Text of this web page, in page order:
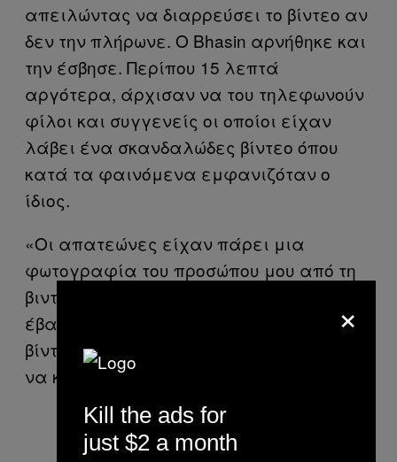
απειλώντας να διαρρεύσει το βίντεο αν
δεν την πλήρωνε. Ο Bhasin αρνήθηκε και
την έσβησε. Περίπου 15 λεπτά
αργότερα, άρχισαν να του τηλεφωνούν
φίλοι και συγγενείς οι οποίοι είχαν
λάβει ένα σκανδαλώδες βίντεο όπου
κατά τα φαινόμενα εμφανιζόταν ο
ίδιος.
«Οι απατεώνες είχαν πάρει μια
φωτογραφία του προσώπου μου από τη
βιντεοκλήση που είχα κάνει και την
έβαλαν στο σώμα κάποιου άλλου. Στο
βίντεο που μοιράστηκαν φαίνεται σαν
να κάνω sex chat», είπε.
×
Kill the ads for
just $2 a month